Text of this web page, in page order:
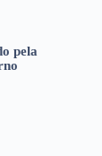
pela